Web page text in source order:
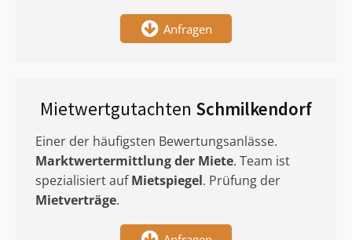
Anfragen
Mietwertgutachten Schmilkendorf
Einer der häufigsten Bewertungsanlässe.
Marktwertermittlungder Miete. Team ist
spezialisiert aufMietspiegel. Prüfung der
Mietverträge.